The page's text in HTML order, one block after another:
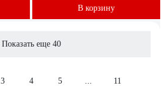
В корзину
Показать еще 40
3 4 5 11